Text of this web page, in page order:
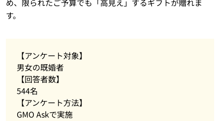
め、限られたご予算でも「高見え」するギフトが贈れま
す。
【アンケート対象】
男女の既婚者
【回答者数】
544名
【アンケート方法】
GMO Askで実施